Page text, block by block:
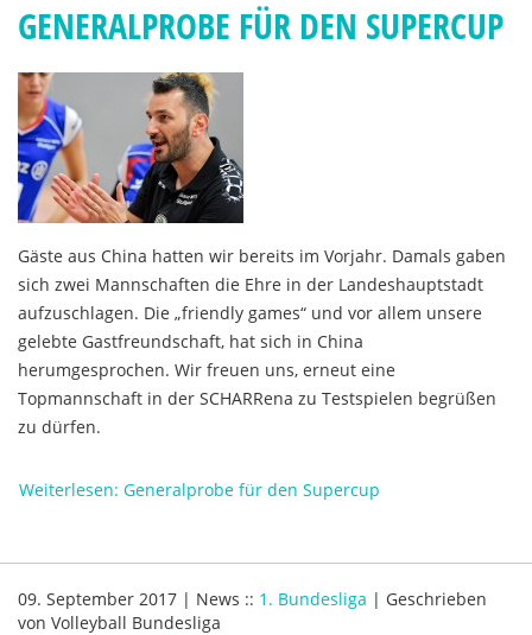
GENERALPROBE FÜR DEN SUPERCUP
Gäste aus China hatten wir bereits im Vorjahr. Damals gaben
sich zwei Mannschaften die Ehre in der Landeshauptstadt
aufzuschlagen. Die „friendly games“ und vor allem unsere
gelebte Gastfreundschaft, hat sich in China
herumgesprochen. Wir freuen uns, erneut eine
Topmannschaft in der SCHARRena zu Testspielen begrüßen
zu dürfen.
Weiterlesen: Generalprobe für den Supercup
09. September 2017 | News :: 1. Bundesliga | Geschrieben
von Volleyball Bundesliga